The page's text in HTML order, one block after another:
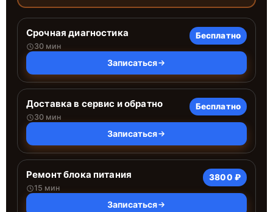
Срочная диагностика
30 мин
Бесплатно
Записаться
Доставка в сервис и обратно
30 мин
Бесплатно
Записаться
Ремонт блока питания
15 мин
3800 ₽
Записаться